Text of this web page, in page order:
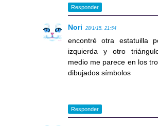
Responder
Nori 28/1/15, 21:54
encontré otra estatuilla
izquierda y otro
medio me parece en los
dibujados símbolos
Responder